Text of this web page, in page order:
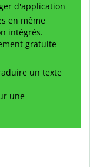
d'application
en même
intégrés.
gratuite
un texte
une